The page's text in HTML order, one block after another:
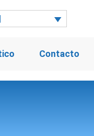
Contacto